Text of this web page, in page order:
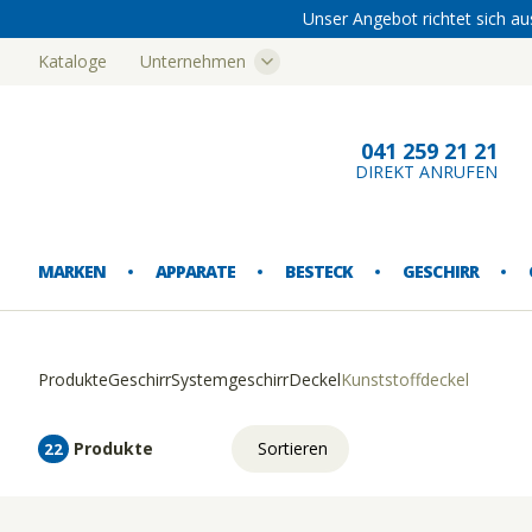
Kataloge Unternehmen
041 259 21 21
DIREKT ANRUFEN
MARKEN APPARATE
EISMASCHINEN
BESTECK
ESSBESTECK
GESCHIRR
ESSGESCHIRR
AUSSCHANK
AUFBEWAHRUNG
BUFFETARTIKEL
FUSSMATTEN
ABFALLEIMER
Unser Angebot richtet sich
ProdukteGeschirrSystemgeschirrDeckelKunststoffdeckel
22 Produkte Sortieren